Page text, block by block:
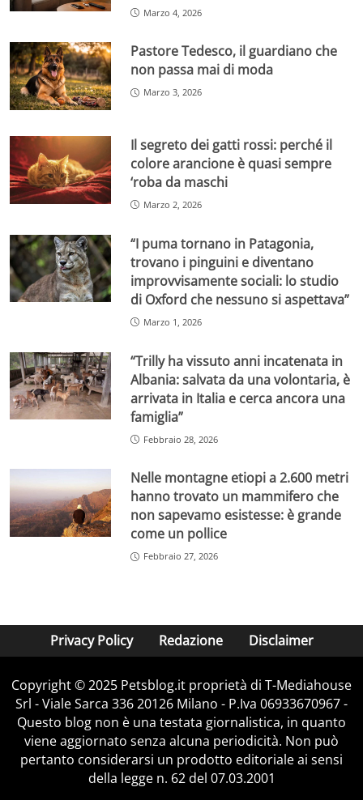
Marzo 4, 2026
Pastore Tedesco, il guardiano che
non passa mai di moda
Marzo 3, 2026
Il segreto dei gatti rossi: perché il
colore arancione è quasi sempre
‘roba da maschi
Marzo 2, 2026
“I puma tornano in Patagonia,
trovano i pinguini e diventano
improvvisamente sociali: lo studio
di Oxford che nessuno si aspettava”
Marzo 1, 2026
“Trilly ha vissuto anni incatenata in
Albania: salvata da una volontaria, è
arrivata in Italia e cerca ancora una
famiglia”
Febbraio 28, 2026
Nelle montagne etiopi a 2.600 metri
hanno trovato un mammifero che
non sapevamo esistesse: è grande
come un pollice
Febbraio 27, 2026
Privacy Policy Redazione Disclaimer
Copyright © 2025 Petsblog.it proprietà di T-Mediahouse
Srl - Viale Sarca 336 20126 Milano - P.Iva 06933670967 -
Questo blog non è una testata giornalistica, in quanto
viene aggiornato senza alcuna periodicità. Non può
pertanto considerarsi un prodotto editoriale ai sensi
della legge n. 62 del 07.03.2001